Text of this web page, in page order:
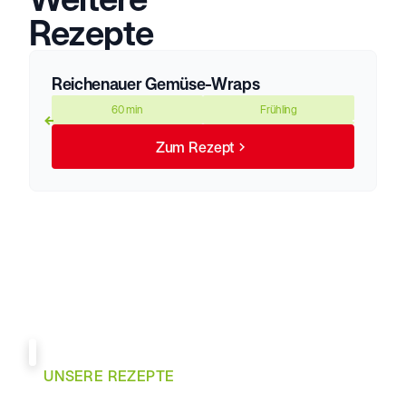
Rezepte
Reichenauer Gemüse-Wraps
60 min Frühling
Zum Rezept
UNSERE REZEPTE